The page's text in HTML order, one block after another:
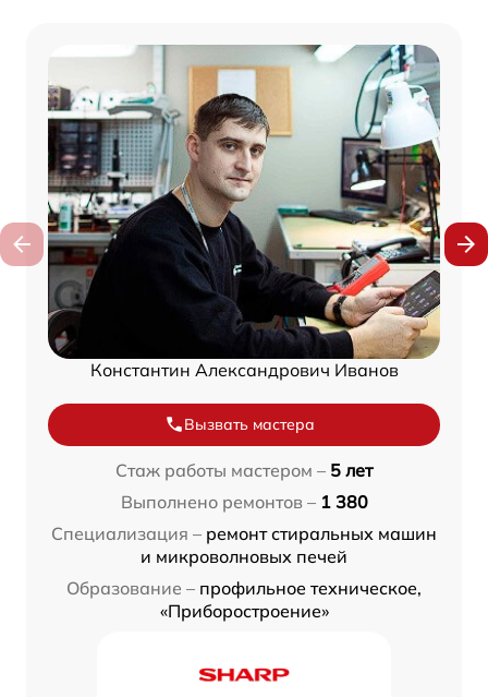
Константин Александрович Иванов
Вызвать мастера
Стаж работы мастером – 5 лет
Выполнено ремонтов – 1 380
Специализация – ремонт стиральных машин
и микроволновых печей
Образование – профильное техническое,
«Приборостроение»